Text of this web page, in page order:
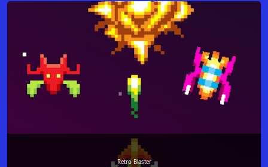
Retro Blaster